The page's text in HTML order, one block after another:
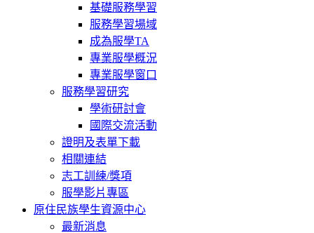
基礎服務學習
服務學習場域
成為服學TA
專業服學概況
專業服學窗口
服務學習研究
學術研討會
國際交流活動
證明及表單下載
相關連結
志工訓練/獎項
服學影片專區
原住民族學生資源中心
最新消息